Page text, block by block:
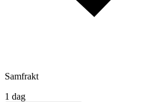
Samfrakt
1 dag